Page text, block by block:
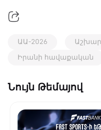
ԱԱ-2026
Իրանի հավաքական
Նույն Թեմայով